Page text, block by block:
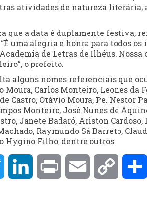
atividades de natureza
que a data é duplamente festiva,
uma alegria e honra para todos os
de Letras de Ilhéus. Nossa
o prefeito.
alguns nomes referenciais que
Carlos Monteiro, Leones da
Castro, Otávio Moura, Pe. Nestor
Monteiro, José Nunes de
Janete Badaró, Ariston
Raymundo Sá Barreto,
Hygino Filho, dentre outros.
Twitter LinkedInPrint Email Copy